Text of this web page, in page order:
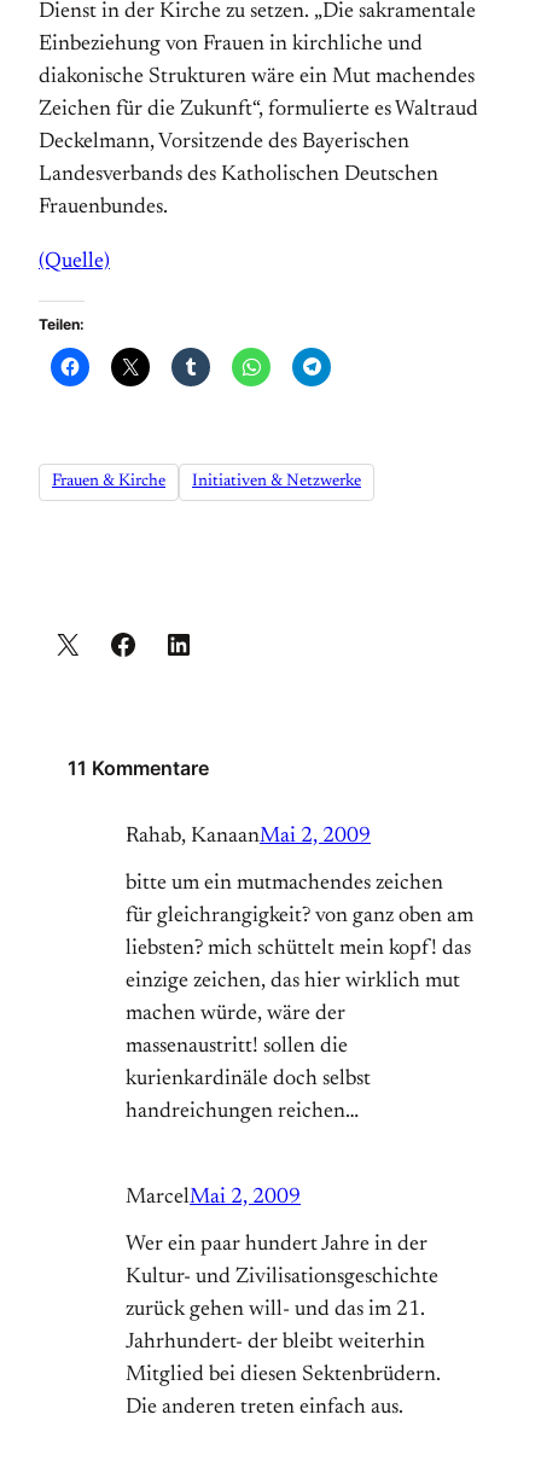
Dienst in der Kirche zu setzen. „Die sakramentale
Einbeziehung von Frauen in kirchliche und
diakonische Strukturen wäre ein Mut machendes
Zeichen für die Zukunft“, formulierte es Waltraud
Deckelmann, Vorsitzende des Bayerischen
Landesverbands des Katholischen Deutschen
Frauenbundes.
(Quelle)
Teilen:
Frauen & Kirche Initiativen & Netzwerke
11 Kommentare
Rahab, KanaanMai 2, 2009
bitte um ein mutmachendes zeichen
für gleichrangigkeit? von ganz oben am
liebsten? mich schüttelt mein kopf! das
einzige zeichen, das hier wirklich mut
machen würde, wäre der
massenaustritt! sollen die
kurienkardinäle doch selbst
handreichungen reichen…
MarcelMai 2, 2009
Wer ein paar hundert Jahre in der
Kultur- und Zivilisationsgeschichte
zurück gehen will- und das im 21.
Jahrhundert- der bleibt weiterhin
Mitglied bei diesen Sektenbrüdern.
Die anderen treten einfach aus.